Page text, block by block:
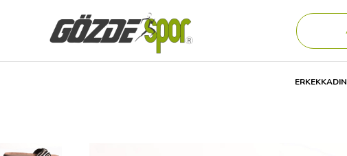
ERKEKKADIN